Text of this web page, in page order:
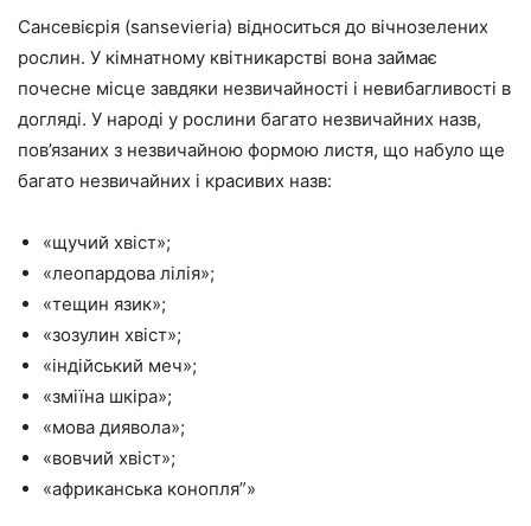
Сансевієрія (sansevieria) відноситься до вічнозелених
рослин. У кімнатному квітникарстві вона займає
почесне місце завдяки незвичайності і невибагливості в
догляді. У народі у рослини багато незвичайних назв,
пов’язаних з незвичайною формою листя, що набуло ще
багато незвичайних і красивих назв:
«щучий хвіст»;
«леопардова лілія»;
«тещин язик»;
«зозулин хвіст»;
«індійський меч»;
«зміїна шкіра»;
«мова диявола»;
«вовчий хвіст»;
«африканська конопля”»